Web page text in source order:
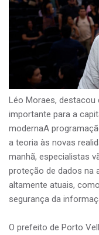
Léo Moraes,
importante para a
modernaA
a teoria às novas
manhã, especialistas
proteção de dados na
altamente atuais,
segurança da
O prefeito de Porto